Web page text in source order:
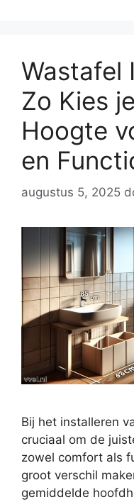
Wastafel
Zo Kies
Hoogte
en
augustus 5, 2025
Bij het installeren
cruciaal om de
zowel comfort als
groot verschil
gemiddelde